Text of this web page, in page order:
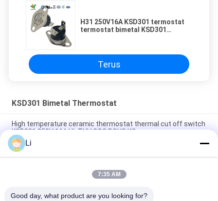
H31 250V16A KSD301 termostat
termostat bimetal KSD301
Terus
KSD301 Bimetal Thermostat
High temperature ceramic thermostat thermal cut off switch
KSD301 250V 16A UL TUV CQC ROHS KC
Bimetal Disc Snap Action Thermostats, low temperature
limited control switch H31 250V 10 13C
Snap Action Type KSD301 Bimetal Thermostat AC 125V 250V
Li
7:35 AM
Good day, what product are you looking for?